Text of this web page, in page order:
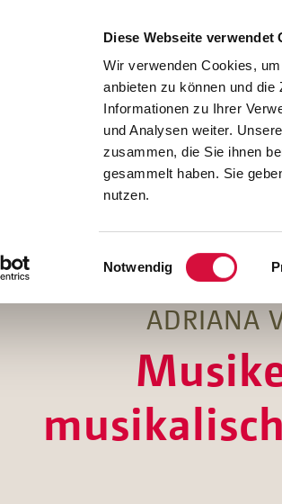
Diese Webseite verwendet
Wir verwenden Cookies,
anbieten zu können und
Informationen zu Ihrer
und Analysen weiter.
zusammen, die Sie ihnen
gesammelt haben. Sie
nutzen.
Einwilligungsauswahl
Notwendig
ADRIANA